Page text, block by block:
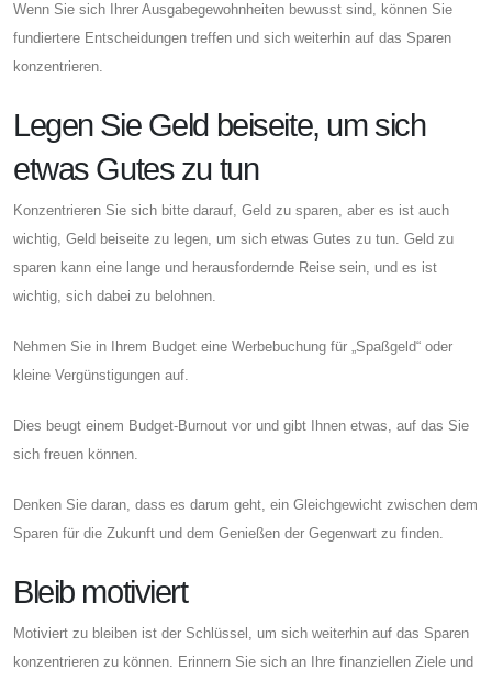
Wenn Sie sich Ihrer Ausgabegewohnheiten bewusst sind, können Sie
fundiertere Entscheidungen treffen und sich weiterhin auf das Sparen
konzentrieren.
Legen Sie Geld beiseite, um sich
etwas Gutes zu tun
Konzentrieren Sie sich bitte darauf, Geld zu sparen, aber es ist auch
wichtig, Geld beiseite zu legen, um sich etwas Gutes zu tun. Geld zu
sparen kann eine lange und herausfordernde Reise sein, und es ist
wichtig, sich dabei zu belohnen.
Nehmen Sie in Ihrem Budget eine Werbebuchung für „Spaßgeld“ oder
kleine Vergünstigungen auf.
Dies beugt einem Budget-Burnout vor und gibt Ihnen etwas, auf das Sie
sich freuen können.
Denken Sie daran, dass es darum geht, ein Gleichgewicht zwischen dem
Sparen für die Zukunft und dem Genießen der Gegenwart zu finden.
Bleib motiviert
Motiviert zu bleiben ist der Schlüssel, um sich weiterhin auf das Sparen
konzentrieren zu können. Erinnern Sie sich an Ihre finanziellen Ziele und